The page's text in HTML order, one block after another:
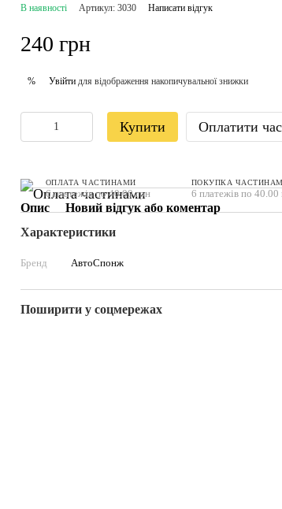
В наявності Артикул: 3030 Написати відгук
240 грн
% Увійтидля відображення накопичувальної знижки
Купити Оплатити
ОПЛАТА ЧАСТИНАМИ
6 платежів по 40.00 грн
ПОКУПКА
6 платежів по 40.00
Опис
Новий відгук або коментар
Характеристики
Бренд АвтоСпонж
Поширити у соцмережах